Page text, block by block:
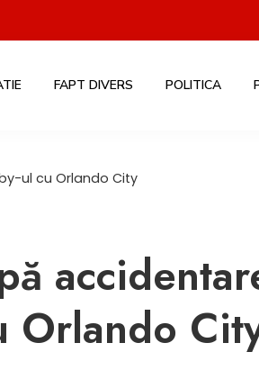
FAPT DIVERS POLITICA
ul cu Orlando City
Orlando